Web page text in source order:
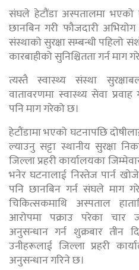
संघले हेटौंडा अस्पतालमा भएको
छानबिन गरी फौजदारी अभियोग
संस्थाको सुरक्षा सम्बन्धी पहिलो
कारबाहीको सुनिश्चितता गर्न माग
त्यस्तै स्वास्थ्य संस्था
वातावरणमा स्वास्थ्य सेवा
पनि माग गरेको छ।
हेटौंडामा भएको घटनापछि
ल्याउनु सट्टा स्थानीय सुरक्षा
जिल्ला प्रहरी कार्यालयका
भनेर घटनालाई निस्तेज पार्न
पनि छानबिन गर्न संघले
चिकित्सकमाथि अस्पताल
आरोपमा पक्राउ परेका चार
अनुसन्धान गर्न शुक्रबार तीन
उनीहरूलाई जिल्ला प्रहरी
अनुसन्धान गरिने छ।